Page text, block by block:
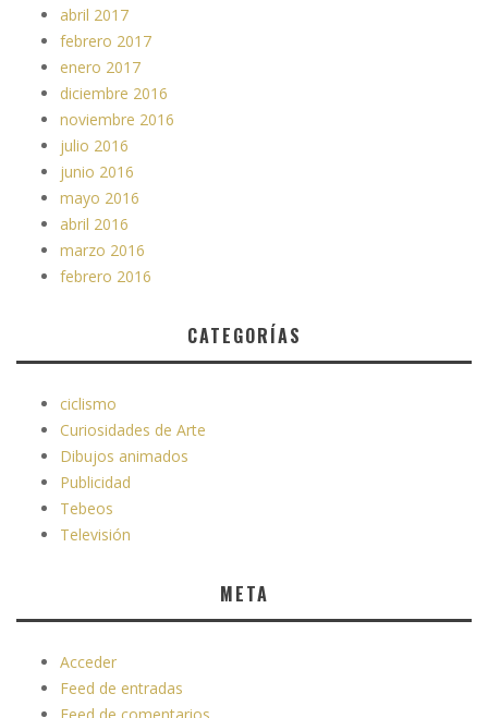
abril 2017
febrero 2017
enero 2017
diciembre 2016
noviembre 2016
julio 2016
junio 2016
mayo 2016
abril 2016
marzo 2016
febrero 2016
CATEGORÍAS
ciclismo
Curiosidades de Arte
Dibujos animados
Publicidad
Tebeos
Televisión
META
Acceder
Feed de entradas
Feed de comentarios